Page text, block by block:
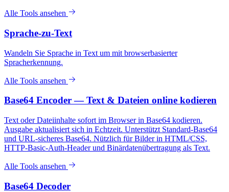
Alle Tools ansehen
Sprache-zu-Text
Wandeln Sie Sprache in Text um mit browserbasierter
Spracherkennung.
Alle Tools ansehen
Base64 Encoder — Text & Dateien online kodieren
Text oder Dateiinhalte sofort im Browser in Base64 kodieren.
Ausgabe aktualisiert sich in Echtzeit. Unterstützt Standard-Base64
und URL-sicheres Base64. Nützlich für Bilder in HTML/CSS,
HTTP-Basic-Auth-Header und Binärdatenübertragung als Text.
Alle Tools ansehen
Base64 Decoder